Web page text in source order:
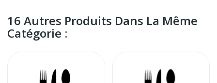
16 Autres Produits Dans La Même
Catégorie :